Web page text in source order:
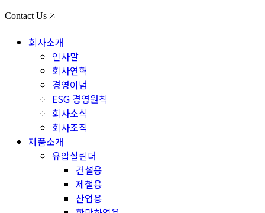
Contact Us 🡥
회사소개
인사말
회사연혁
경영이념
ESG 경영원칙
회사소식
회사조직
제품소개
유압실린더
건설용
제철용
산업용